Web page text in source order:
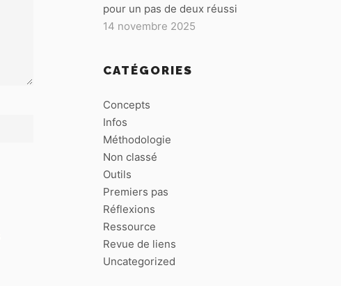
pour un pas de deux réussi
14 novembre 2025
CATÉGORIES
Concepts
Infos
Méthodologie
Non classé
Outils
Premiers pas
Réflexions
Ressource
Revue de liens
Uncategorized